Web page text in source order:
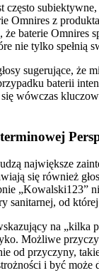
często
Omnires z
baterie Omnires
nie tylko spełnią
sugerujące,
baterii
wówczas
największe
się również
sanitarnej, od
na „kilka
Możliwe
od przyczyny,
i być